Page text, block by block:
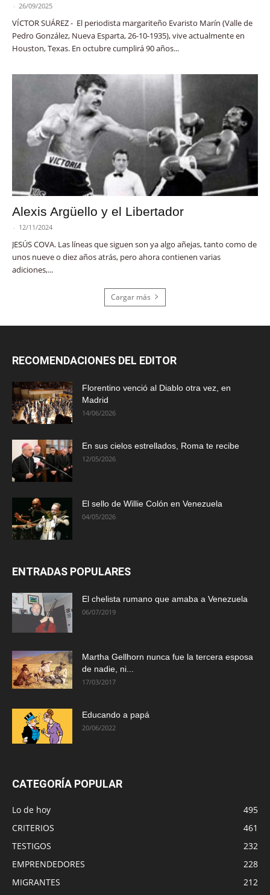
- 26/09/2025
VÍCTOR SUÁREZ - El periodista margariteño Evaristo Marín (Valle de
Pedro González, Nueva Esparta, 26-10-1935), vive actualmente en
Houston, Texas. En octubre cumplirá 90 años...
Alexis Argüello y el Libertador
- 12/11/2024
JESÚS COVA. Las líneas que siguen son ya algo añejas, tanto como de
unos nueve o diez años atrás, pero ahora contienen varias
adiciones,...
Cargar más
RECOMENDACIONES DEL EDITOR
Florentino venció al Diablo otra vez, en
Madrid
14/06/2026
En sus cielos estrellados, Roma te recibe
12/05/2026
El sello de Willie Colón en Venezuela
04/05/2026
ENTRADAS POPULARES
El chelista rumano que amaba a Venezuela
06/07/2019
Martha Gellhorn nunca fue la tercera esposa
de nadie, ni...
17/03/2017
Educando a papá
20/06/2022
CATEGORÍA POPULAR
Lo de hoy
495
CRITERIOS
461
TESTIGOS
232
EMPRENDEDORES
228
MIGRANTES
212